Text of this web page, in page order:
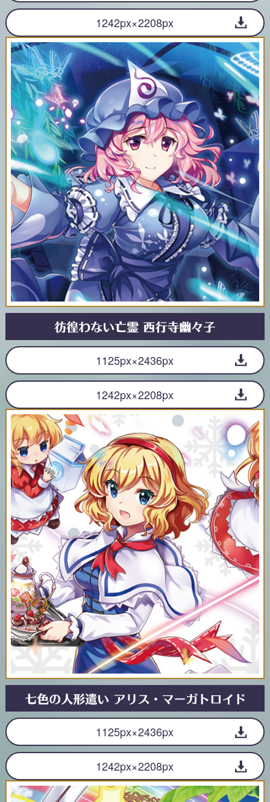
1242px×2208px
1125px×2436px
1242px×2208px
1125px×2436px
1242px×2208px